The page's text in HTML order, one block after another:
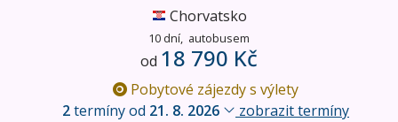
Chorvatsko
10 dní, autobusem
od 18 790 Kč
Pobytové zájezdy s výlety
2termíny od 21. 8. 2026 zobrazit termíny